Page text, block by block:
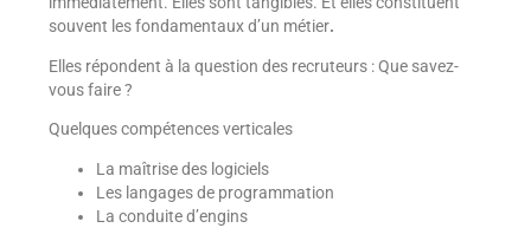
souvent les fondamentaux d’un métier.
Elles répondent à la question des recruteurs : Que savez-
vous faire ?
Quelques compétences verticales
La maîtrise des logiciels
Les langages de programmation
La conduite d’engins